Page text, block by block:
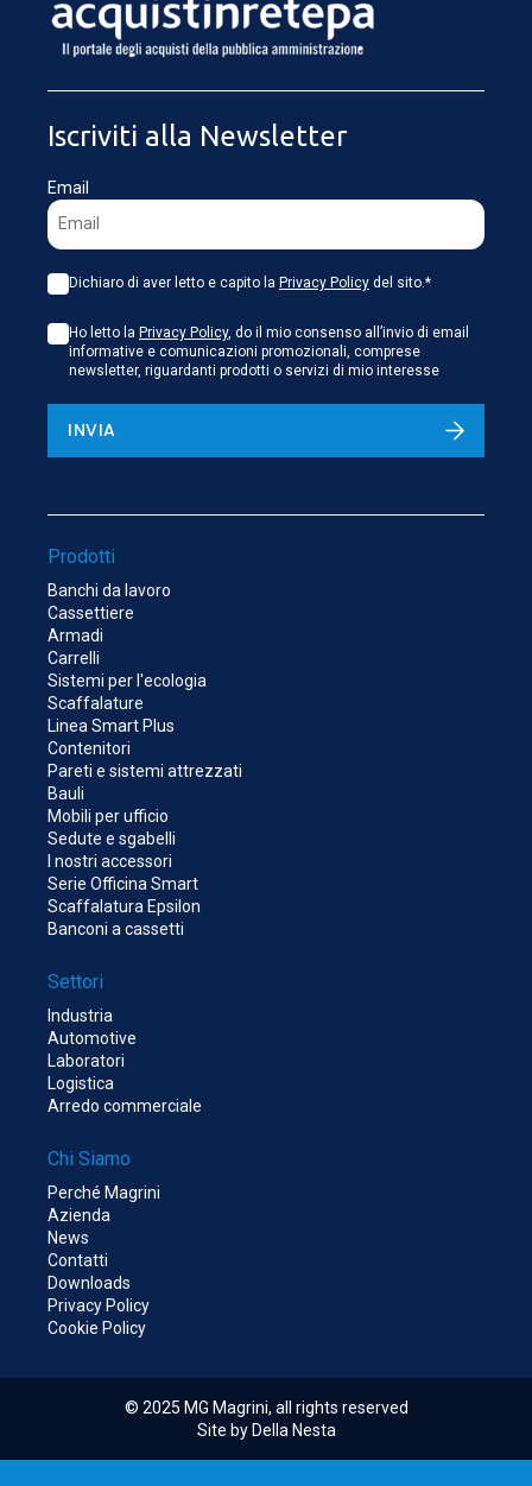
Prodotti
Banchi da lavoro
Cassettiere
Armadi
Carrelli
Sistemi per l'ecologia
Scaffalature
Linea Smart Plus
Contenitori
Pareti e sistemi attrezzati
Bauli
Mobili per ufficio
Sedute e sgabelli
I nostri accessori
Serie Officina Smart
Scaffalatura Epsilon
Banconi a cassetti
Settori
Industria
Automotive
Laboratori
Logistica
Arredo commerciale
Chi Siamo
Perché Magrini
Azienda
News
Contatti
Downloads
Privacy Policy
Cookie Policy
Iscriviti alla Newsletter
Email
Dichiaro di aver letto e capito la Privacy Policy del sito.*
Ho letto la Privacy Policy, do il mio consenso all’invio di email
informative e comunicazioni promozionali, comprese
newsletter, riguardanti prodotti o servizi di mio interesse
INVIA
© 2025 MG Magrini, all rights reserved
Site by Della Nesta